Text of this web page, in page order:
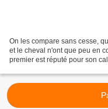
On les compare sans cesse,
et le cheval n'ont que peu en
premier est réputé pour son